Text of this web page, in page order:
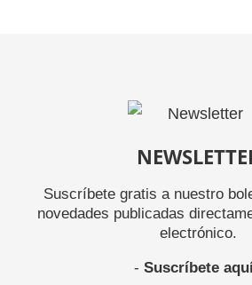
Suscríbete gratis a nuestro
novedades publicadas
electrónico.
- Suscríbete